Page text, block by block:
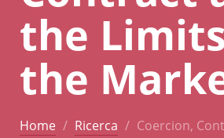
the
the
Home Ricerca Coercion,